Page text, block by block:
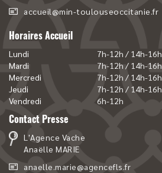
accueil@min-toulouseoccitanie.fr
Horaires Accueil
Lundi
7h-12h / 14h-16h
Mardi
7h-12h / 14h-16h
Mercredi
7h-12h / 14h-16h
Jeudi
7h-12h / 14h-16h
Vendredi
6h-12h
Contact Presse
L'Agence Vache
Anaëlle MARIE
anaelle.marie@agencefls.fr